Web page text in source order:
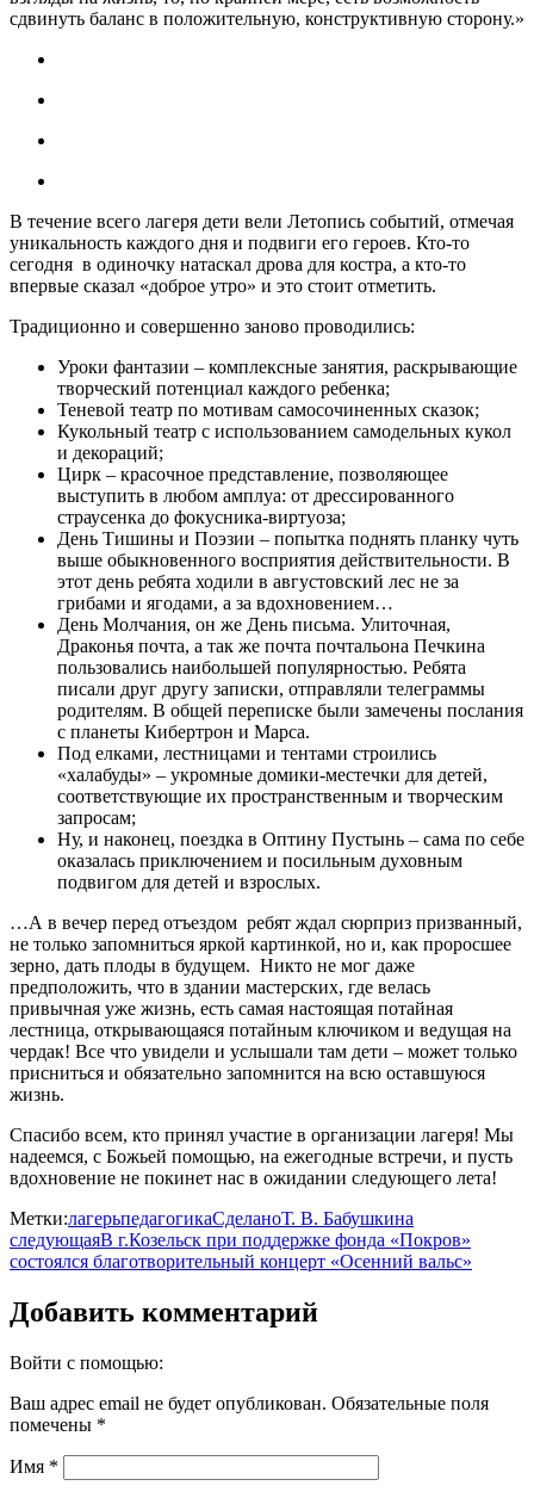
сдвинуть баланс в положительную, конструктивную сторону.»
В течение всего лагеря дети вели Летопись событий, отмечая
уникальность каждого дня и подвиги его героев. Кто-то
сегодня в одиночку натаскал дрова для костра, а кто-то
впервые сказал «доброе утро» и это стоит отметить.
Традиционно и совершенно заново проводились:
Уроки фантазии – комплексные занятия, раскрывающие
творческий потенциал каждого ребенка;
Теневой театр по мотивам самосочиненных сказок;
Кукольный театр с использованием самодельных кукол
и декораций;
Цирк – красочное представление, позволяющее
выступить в любом амплуа: от дрессированного
страусенка до фокусника-виртуоза;
День Тишины и Поэзии – попытка поднять планку чуть
выше обыкновенного восприятия действительности. В
этот день ребята ходили в августовский лес не за
грибами и ягодами, а за вдохновением…
День Молчания, он же День письма. Улиточная,
Драконья почта, а так же почта почтальона Печкина
пользовались наибольшей популярностью. Ребята
писали друг другу записки, отправляли телеграммы
родителям. В общей переписке были замечены послания
с планеты Кибертрон и Марса.
Под елками, лестницами и тентами строились
«халабуды» – укромные домики-местечки для детей,
соответствующие их пространственным и творческим
запросам;
Ну, и наконец, поездка в Оптину Пустынь – сама по себе
оказалась приключением и посильным духовным
подвигом для детей и взрослых.
…А в вечер перед отъездом ребят ждал сюрприз призванный,
не только запомниться яркой картинкой, но и, как проросшее
зерно, дать плоды в будущем. Никто не мог даже
предположить, что в здании мастерских, где велась
привычная уже жизнь, есть самая настоящая потайная
лестница, открывающаяся потайным ключиком и ведущая на
чердак! Все что увидели и услышали там дети – может только
присниться и обязательно запомнится на всю оставшуюся
жизнь.
Спасибо всем, кто принял участие в организации лагеря! Мы
надеемся, с Божьей помощью, на ежегодные встречи, и пусть
вдохновение не покинет нас в ожидании следующего лета!
Метки:лагерьпедагогикаСделаноТ. В. Бабушкина
следующаяВ г.Козельск при поддержке фонда «Покров»
состоялся благотворительный концерт «Осенний вальс»
Добавить комментарий
Войти с помощью:
Ваш адрес email не будет опубликован. Обязательные поля
помечены *
Имя *